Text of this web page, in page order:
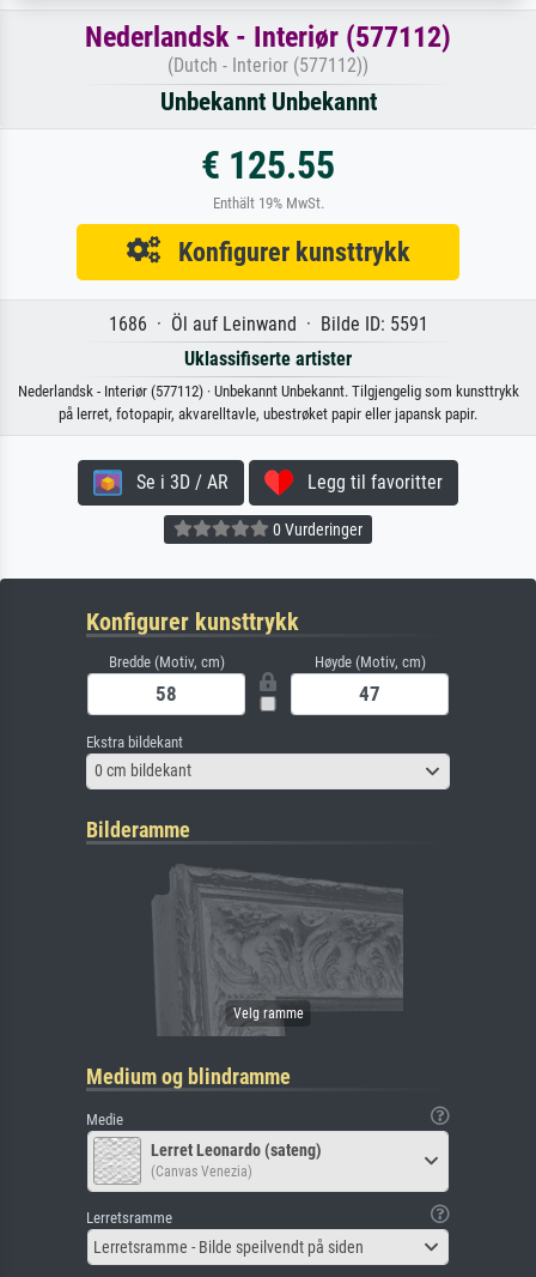
Nederlandsk - Interiør (577112)
(Dutch - Interior (577112))
Unbekannt Unbekannt
€ 125.55
Enthält 19% MwSt.
Konfigurer kunsttrykk
1686 · Öl auf Leinwand · Bilde ID: 5591
Uklassifiserte artister
Nederlandsk - Interiør (577112) · Unbekannt Unbekannt. Tilgjengelig som kunsttrykk
på lerret, fotopapir, akvarelltavle, ubestrøket papir eller japansk papir.
Se i 3D / AR Legg til favoritter
0 Vurderinger
Konfigurer kunsttrykk
Bredde (Motiv, cm) Høyde (Motiv, cm)
Ekstra bildekant
0 cm bildekant
Bilderamme
Medium og blindramme
Medie
Lerret Leonardo (sateng)
(Canvas Venezia)
Lerretsramme
Lerretsramme - Bilde speilvendt på siden